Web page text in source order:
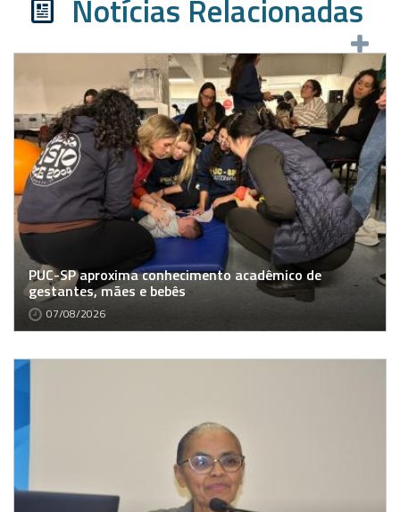
Notícias Relacionadas
PUC-SP aproxima conhecimento acadêmico de
gestantes, mães e bebês
07/08/2026